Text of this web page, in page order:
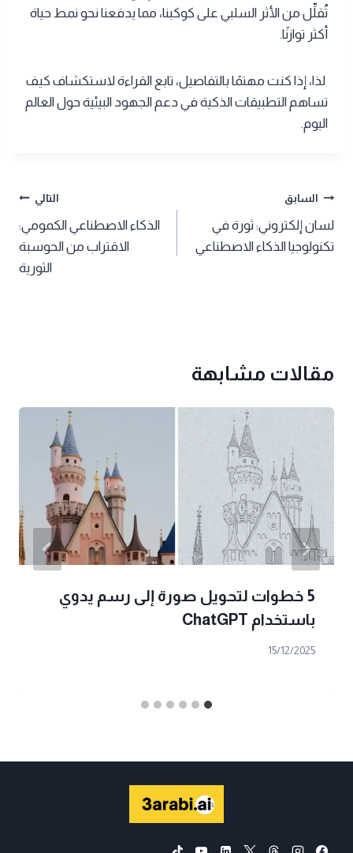
تُقلِّل من الأثر السلبي على كوكبنا، مما يدفعنا نحو نمط حياة
أكثر توازنًا.
لذا، إذا كنت مهتمًا بالتفاصيل، تابع القراءة لاستكشاف كيف
تساهم التطبيقات الذكية في دعم الجهود البيئية حول العالم
اليوم.
تصفّح
المقالات
السابق
لسان إلكتروني: ثورة في
تكنولوجيا الذكاء الاصطناعي
التالي
الذكاء الاصطناعي الكمومي:
الاقتراب من الحوسبة
الثورية
مقالات مشابهة
5 خطوات لتحويل صورة إلى رسم يدوي
باستخدام ChatGPT
15/12/2025